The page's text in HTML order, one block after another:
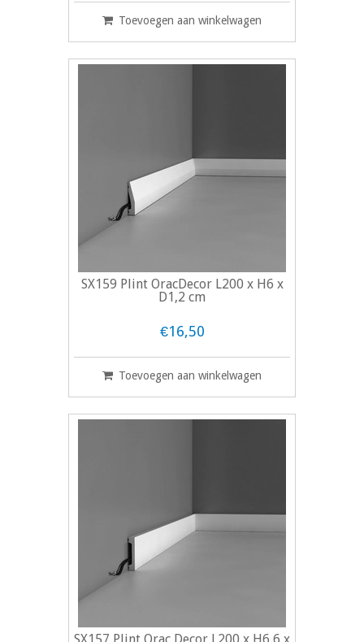
Toevoegen aan winkelwagen
SX159 Plint OracDecor L200 x H6 x
D1,2 cm
€16,50
Toevoegen aan winkelwagen